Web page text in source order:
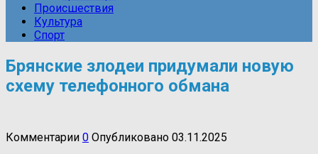
Происшествия
Культура
Спорт
Брянские злодеи придумали новую
схему телефонного обмана
Комментарии 0 Опубликовано 03.11.2025